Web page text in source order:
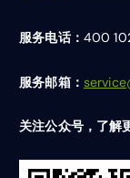
服务电话： 400
服务邮箱：
关注公众号，了解